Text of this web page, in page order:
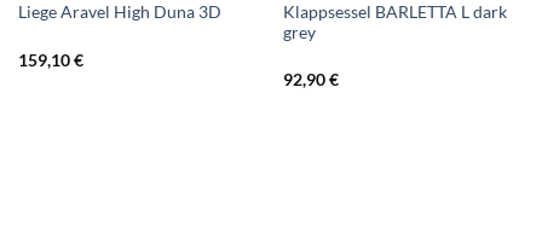
Liege Aravel High Duna 3D
159,10€
Klappsessel BARLETTA L dark
grey
92,90€